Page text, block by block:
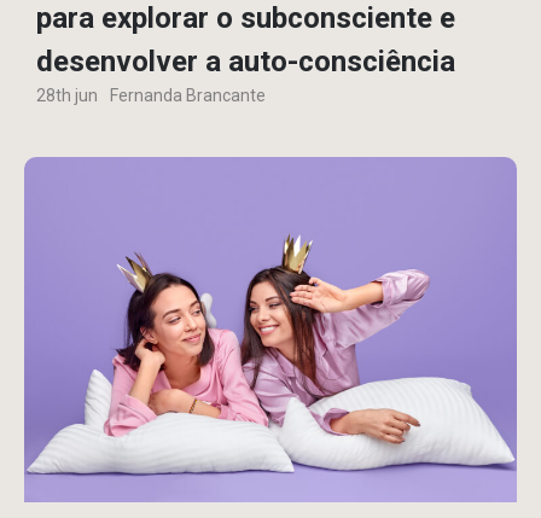
para explorar o subconsciente e
desenvolver a auto-consciência
28th jun Fernanda Brancante